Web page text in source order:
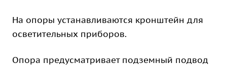
На опоры устанавливаются кронштейн для
осветительных приборов.
Опора предусматривает подземный подвод